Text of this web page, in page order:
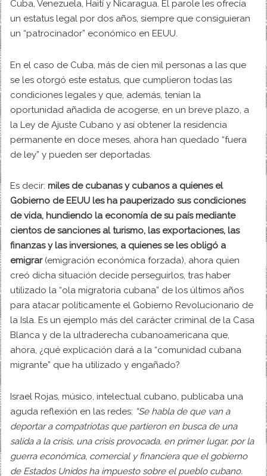
Cuba, Venezuela, Haití y Nicaragua. El parole les ofrecía
un estatus legal por dos años, siempre que consiguieran
un “patrocinador” económico en EEUU.
En el caso de Cuba, más de cien mil personas a las que
se les otorgó este estatus, que cumplieron todas las
condiciones legales y que, además, tenían la
oportunidad añadida de acogerse, en un breve plazo, a
la Ley de Ajuste Cubano y así obtener la residencia
permanente en doce meses, ahora han quedado “fuera
de ley” y pueden ser deportadas.
Es decir: miles de cubanas y cubanos a quienes el
Gobierno de EEUU les ha pauperizado sus condiciones
de vida, hundiendo la economía de su país mediante
cientos de sanciones al turismo, las exportaciones, las
finanzas y las inversiones, a quienes se les obligó a
emigrar (emigración económica forzada), ahora quien
creó dicha situación decide perseguirlos, tras haber
utilizado la “ola migratoria cubana” de los últimos años
para atacar políticamente el Gobierno Revolucionario de
la Isla. Es un ejemplo más del carácter criminal de la Casa
Blanca y de la ultraderecha cubanoamericana que,
ahora, ¿qué explicación dará a la “comunidad cubana
migrante” que ha utilizado y engañado?
Israel Rojas, músico, intelectual cubano, publicaba una
aguda reflexión en las redes: “Se habla de que van a
deportar a compatriotas que partieron en busca de una
salida a la crisis, una crisis provocada, en primer lugar, por la
guerra económica, comercial y financiera que el gobierno
de Estados Unidos ha impuesto sobre el pueblo cubano.